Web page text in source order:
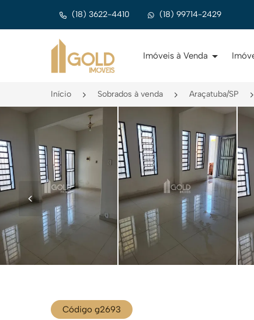
(18) 3622-4410 (18) 99714-2429
Página inicial
Imóveis à Venda
Início Sobrados à venda Araçatuba/SP
<
Código g2693